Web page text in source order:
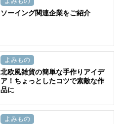
ソーイング関連企業をご紹介
よみもの
北欧風雑貨の簡単な手作りアイデ
ア！ちょっとしたコツで素敵な作
品に
よみもの